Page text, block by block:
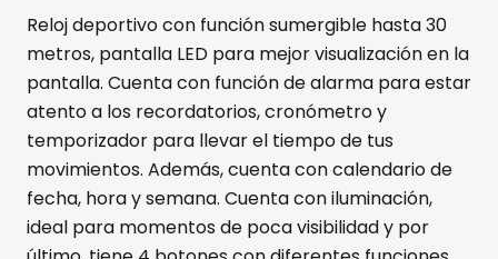
Reloj deportivo con función sumergible hasta 30
metros, pantalla LED para mejor visualización en la
pantalla. Cuenta con función de alarma para estar
atento a los recordatorios, cronómetro y
temporizador para llevar el tiempo de tus
movimientos. Además, cuenta con calendario de
fecha, hora y semana. Cuenta con iluminación,
ideal para momentos de poca visibilidad y por